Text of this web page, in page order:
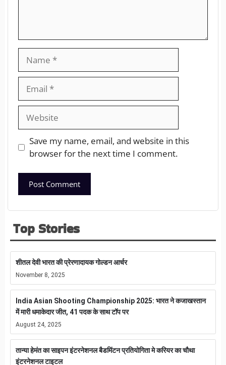
Save my name, email, and website in this
browser for the next time I comment.
Top Stories
शीतल देवी भारत की प्रेरणादायक गोल्डन आर्चर
November 8, 2025
India Asian Shooting Championship 2025: भारत ने कजाखस्तान
में मारी धमाकेदार जीत, 41 पदक के साथ टॉप पर
August 24, 2025
तान्या हेमंत का साइपन इंटरनेशनल बैडमिंटन प्रतियोगिता मे करियर का चौथा
इंटरनेशनल टाइटल